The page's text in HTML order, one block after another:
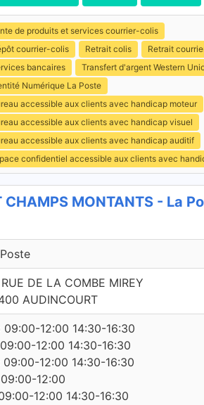
de produits et services courrier-colis
courrier-colis
Retrait colis
Retrait
bancaires
Transfert d'argent Western
Numérique La Poste
accessible aux clients avec handicap moteur
accessible aux clients avec handicap visuel
accessible aux clients avec handicap auditif
confidentiel accessible aux clients avec
CHAMPS MONTANTS - La
DE LA COMBE MIREY
AUDINCOURT
09:00-12:00 14:30-16:30
12:00 14:30-16:30
09:00-12:00 14:30-16:30
12:00
12:00 14:30-16:30